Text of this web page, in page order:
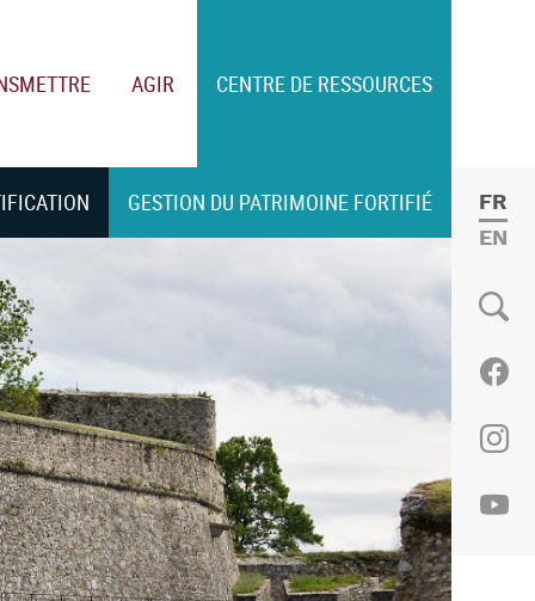
AGIR CENTRE DE RESSOURCES
Social
GESTION DU PATRIMOINE FORTIFIÉ